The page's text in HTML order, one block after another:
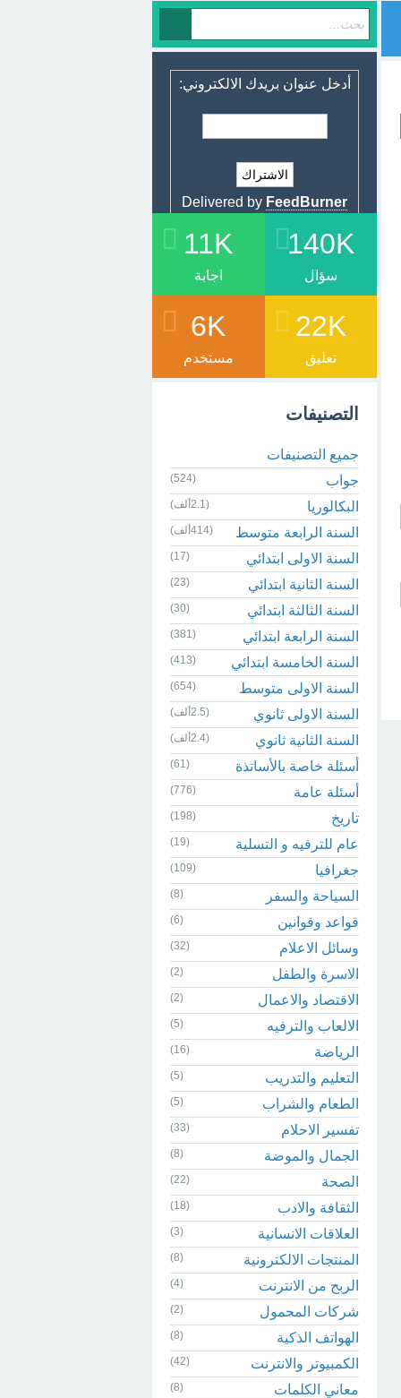
أدخل عنوان بريدك الالكتروني:
Delivered by FeedBurner
140K
سؤال
11K
اجابة
22K
تعليق
6K
مستخدم
التصنيفات
جميع التصنيفات
جواب
(524)
البكالوريا (2.1ألف)
السنة الرابعة متوسط (414ألف)
السنة الاولى ابتدائي (17)
السنة الثانية ابتدائي (23)
السنة الثالثة ابتدائي (30)
السنة الرابعة ابتدائي (381)
السنة الخامسة ابتدائي (413)
السنة الاولى متوسط (654)
السنة الاولى ثانوي (2.5ألف)
السنة الثانية ثانوي (2.4ألف)
أسئلة خاصة بالأساتذة (61)
أسئلة عامة (776)
تاريخ (198)
عام للترفيه و التسلية (19)
جغرافيا (109)
السياحة والسفر (8)
قواعد وقوانين (6)
وسائل الاعلام (32)
الاسرة والطفل (2)
الاقتصاد والاعمال (2)
الالعاب والترفيه (5)
الرياضة (16)
التعليم والتدريب (5)
الطعام والشراب (5)
تفسير الاحلام (33)
الجمال والموضة (8)
الصحة (22)
الثقافة والادب (18)
العلاقات الانسانية (3)
المنتجات الالكترونية (8)
الربح من الانترنت (4)
شركات المحمول (2)
الهواتف الذكية (8)
الكمبيوتر والانترنت (42)
معاني الكلمات (8)